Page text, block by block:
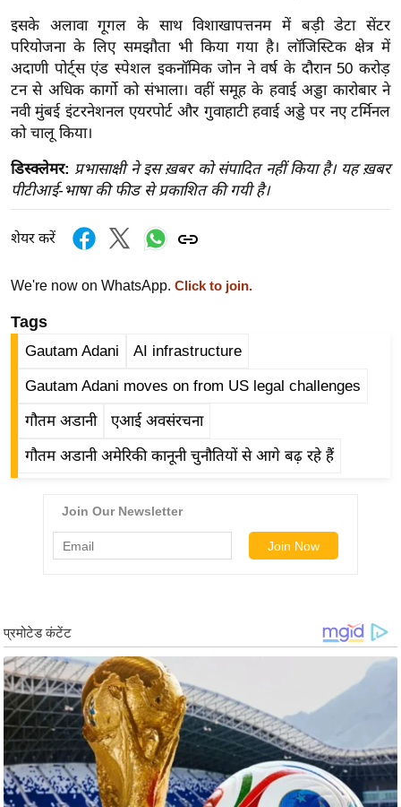
हॉ
ली
वु
ड
फि
स
मी
e
a
k
n
g
e
इ
ल
टे
क्नॉ
लॉ
जी
ब्यू
टी
इसके अलावा गूगल के साथ विशाखापत्तनम में बड़ी डेटा सेंटर
परियोजना के लिए समझौता भी किया गया है। लॉजिस्टिक क्षेत्र में
अदाणी पोर्ट्स एंड स्पेशल इकनॉमिक जोन ने वर्ष के दौरान 50 करोड़
टन से अधिक कार्गो को संभाला। वहीं समूह के हवाई अड्डा कारोबार ने
नवी मुंबई इंटरनेशनल एयरपोर्ट और गुवाहाटी हवाई अड्डे पर नए टर्मिनल
को चालू किया।
डिस्क्लेमर: प्रभासाक्षी ने इस ख़बर को संपादित नहीं किया है। यह ख़बर
पीटीआई-भाषा की फीड से प्रकाशित की गयी है।
शेयर करें
We're now on WhatsApp. Click to join.
Tags
Gautam Adani AI infrastructure
Gautam Adani moves on from US legal challenges
गौतम अडानी एआई अवसंरचना
गौतम अडानी अमेरिकी कानूनी चुनौतियों से आगे बढ़ रहे हैं